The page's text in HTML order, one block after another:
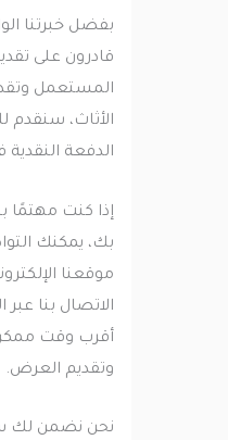
بفضل خبرتنا
قادرون على تقدير
المستعمل وتقديم
الأثاث، سنقدم لك
الدفعة النقدية في
إذا كنت مهتمًا
بك، يمكنك
موقعنا الإلكتروني
الاتصال بنا عبر
أقرب وقت ممكن
وتقديم العرض.
نحن نضمن لك سرية